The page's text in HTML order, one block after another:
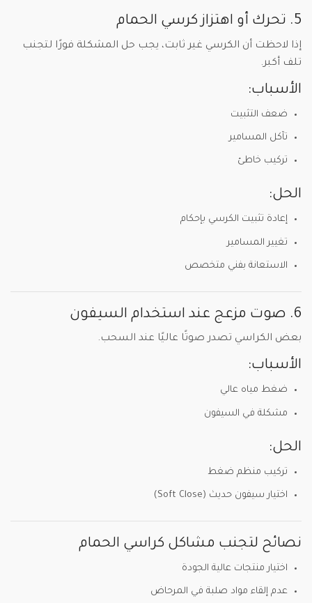
5. تحرك أو اهتزاز كرسي الحمام
إذا لاحظت أن الكرسي غير ثابت، يجب حل المشكلة فورًا لتجنب
تلف أكبر.
الأسباب:
ضعف التثبيت
تآكل المسامير
تركيب خاطئ
الحل:
إعادة تثبيت الكرسي بإحكام
تغيير المسامير
الاستعانة بفني متخصص
6. صوت مزعج عند استخدام السيفون
بعض الكراسي تصدر صوتًا عاليًا عند السحب.
الأسباب:
ضغط مياه عالي
مشكلة في السيفون
الحل:
تركيب منظم ضغط
اختيار سيفون حديث (Soft Close)
نصائح لتجنب مشاكل كراسي الحمام
اختيار منتجات عالية الجودة
عدم إلقاء مواد صلبة في المرحاض